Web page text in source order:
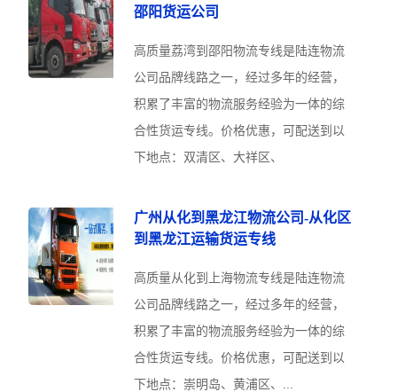
邵阳货运公司
高质量荔湾到邵阳物流专线是陆连物流
公司品牌线路之一，经过多年的经营，
积累了丰富的物流服务经验为一体的综
合性货运专线。价格优惠，可配送到以
下地点：双清区、大祥区、
广州从化到黑龙江物流公司-从化区
到黑龙江运输货运专线
高质量从化到上海物流专线是陆连物流
公司品牌线路之一，经过多年的经营，
积累了丰富的物流服务经验为一体的综
合性货运专线。价格优惠，可配送到以
下地点：崇明岛、黄浦区、...